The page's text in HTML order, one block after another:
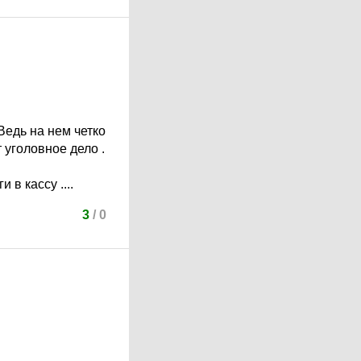
на нем четко
дело .
в кассу ....
3/ 0